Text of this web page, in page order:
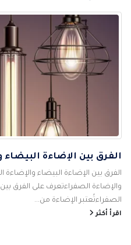
الفرق بين الإضاءة البيضاء
الفرق بين الإضاءة البيضاء والإضاءة
والإضاءة الصفراءتعرف على الفرق
الصفراءتُعتبر الإضاءة من...
اقرأ أكثر